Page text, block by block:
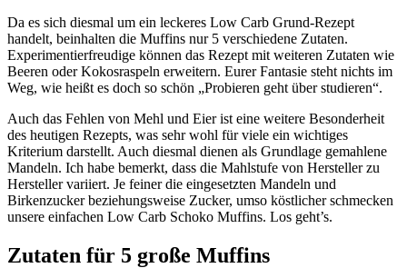
Da es sich diesmal um ein leckeres Low Carb Grund-Rezept
handelt, beinhalten die Muffins nur 5 verschiedene Zutaten.
Experimentierfreudige können das Rezept mit weiteren Zutaten wie
Beeren oder Kokosraspeln erweitern. Eurer Fantasie steht nichts im
Weg, wie heißt es doch so schön „Probieren geht über studieren“.
Auch das Fehlen von Mehl und Eier ist eine weitere Besonderheit
des heutigen Rezepts, was sehr wohl für viele ein wichtiges
Kriterium darstellt. Auch diesmal dienen als Grundlage gemahlene
Mandeln. Ich habe bemerkt, dass die Mahlstufe von Hersteller zu
Hersteller variiert. Je feiner die eingesetzten Mandeln und
Birkenzucker beziehungsweise Zucker, umso köstlicher schmecken
unsere einfachen Low Carb Schoko Muffins. Los geht’s.
Zutaten für 5 große Muffins